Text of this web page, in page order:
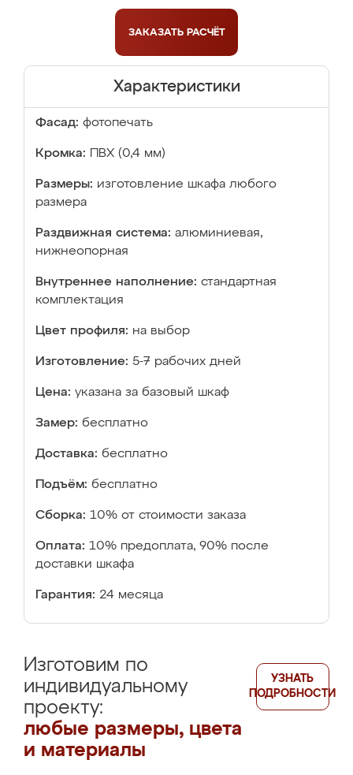
ЗАКАЗАТЬ РАСЧЁТ
Характеристики
Фасад: фотопечать
Кромка: ПВХ (0,4 мм)
Размеры: изготовление шкафа любого
размера
Раздвижная система: алюминиевая,
нижнеопорная
Внутреннее наполнение: стандартная
комплектация
Цвет профиля: на выбор
Изготовление: 5-7 рабочих дней
Цена: указана за базовый шкаф
Замер: бесплатно
Доставка: бесплатно
Подъём: бесплатно
Сборка: 10% от стоимости заказа
Оплата: 10% предоплата, 90% после
доставки шкафа
Гарантия: 24 месяца
Изготовим по
индивидуальному
проекту:
любые размеры, цвета
и материалы
УЗНАТЬ
ПОДРОБНОСТИ